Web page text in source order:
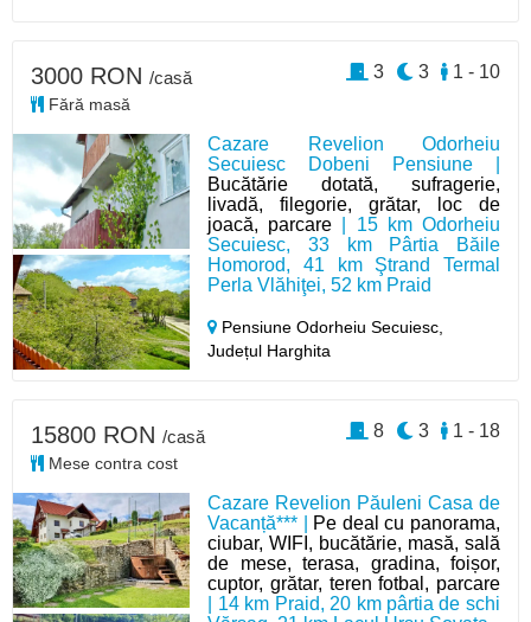
Cazare Revelion Odorheiu
Secuiesc Dobeni Pensiune |
Bucătărie dotată, sufragerie,
livadă, filegorie, grătar, loc de
joacă, parcare | 15 km Odorheiu
Secuiesc, 33 km Pârtia Băile
Homorod, 41 km Ştrand Termal
Perla Vlăhiţei, 52 km Praid
Pensiune Odorheiu Secuiesc,
Județul Harghita
3000 RON /casă
Fără masă
1 - 10
3
3
Cazare Revelion Păuleni Casa de
Vacanță*** |
Pe deal cu panorama,
ciubar, WIFI, bucătărie, masă, sală
de mese, terasa, gradina, foișor,
cuptor, grătar, teren fotbal, parcare
| 14 km Praid, 20 km pârtia de schi
15800 RON /casă
Mese contra cost
1 - 18
3
8